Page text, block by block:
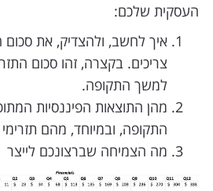
העסקית שלכם:
איך לחשב, ולהצדיק, את
צריכים. בקצרה, זהו סכום
למשך התקופה.
מהן התוצאות הפיננסיות
התקופה, ובמיוחד, מהם
מה הצמיחה שברצונכם לייצר